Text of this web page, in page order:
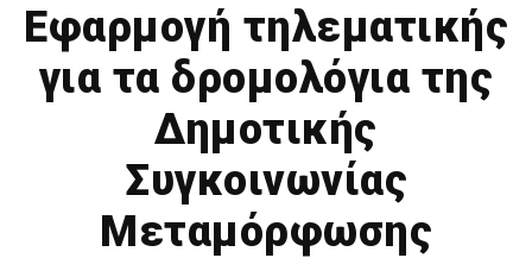
Εφαρμογή τηλεματικής
για τα δρομολόγια της
Δημοτικής
Συγκοινωνίας
Μεταμόρφωσης